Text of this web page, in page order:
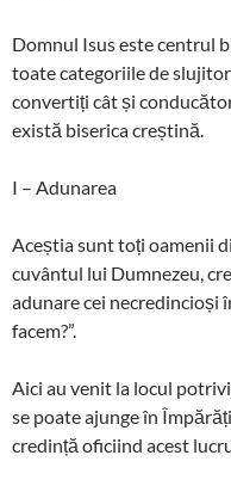
Domnul Isus este centrul
toate categoriile de
convertiți cât și
există biserica creștină.
I – Adunarea
Aceștia sunt toți oamenii
cuvântul lui Dumnezeu,
adunare cei necredincioși
facem?”.
Aici au venit la locul
se poate ajunge în
credință oficiind acest